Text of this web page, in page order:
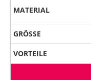
MATERIAL
GRÖSSE
VORTEILE